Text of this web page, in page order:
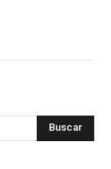
Buscar